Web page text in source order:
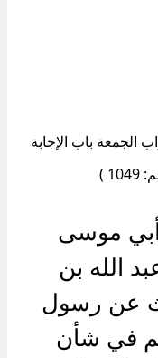
الجمعة باب الإجابة
)
موسى
الله بن
عن رسول
في شأن